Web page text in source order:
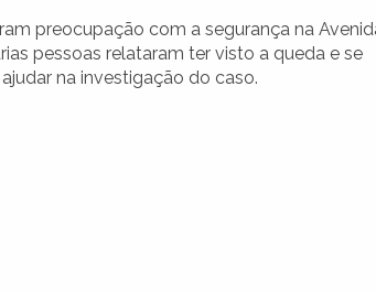
preocupação com a segurança na
pessoas relataram ter visto a queda e se
na investigação do caso.